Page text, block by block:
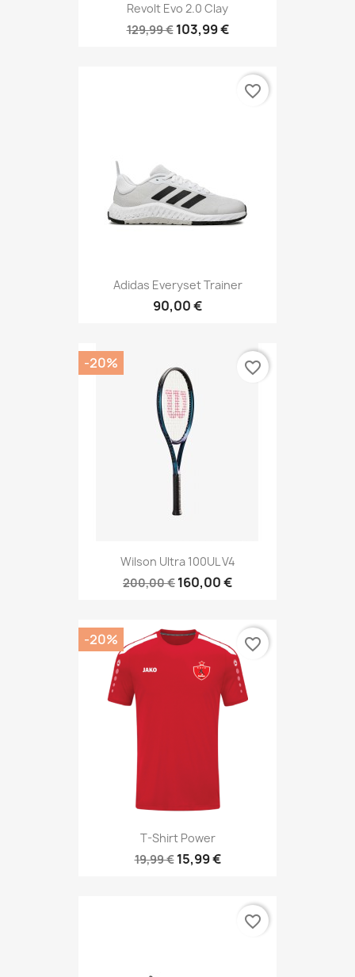
Revolt Evo 2.0 Clay
129,99 € 103,99 €
Adidas Everyset Trainer
90,00 €
favorite_border
Wilson Ultra 100UL V4
200,00 € 160,00 €
-20% favorite_border
T-Shirt Power
19,99 € 15,99 €
-20% favorite_border
favorite_border